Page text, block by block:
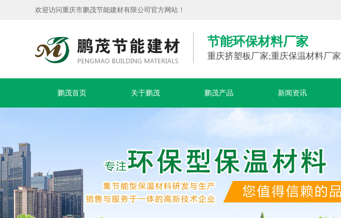
欢迎访问重庆市鹏茂节能建材有限公司官方网站！
节能环保材料厂家
重庆挤塑板厂家;重庆保温材料厂家
鹏茂首页 关于鹏茂 鹏茂产品 新闻资讯